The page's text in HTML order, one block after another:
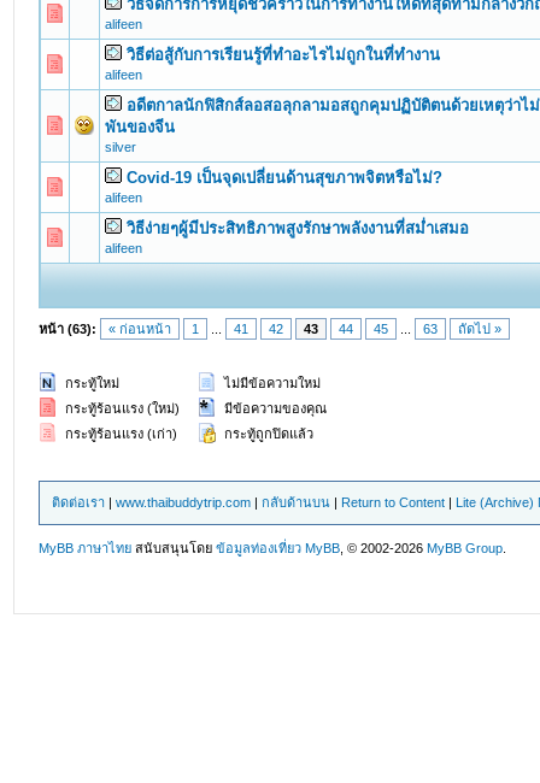
วิธีจัดการการหยุดชั่วคราวในการทำงานให้ดีที่สุดท่ามกลางวิก
alifeen
0 Vote(s) - 0 out of 5 in Average
12 3 45
วิธีต่อสู้กับการเรียนรู้ที่ทำอะไรไม่ถูกในที่ทำงาน
alifeen
0 Vote(s) - 0 out of 5 in Average
12345
อดีตกาลนักฟิสิกส์ลอสอลุกลามอสถูกคุมปฏิบัติตนด้วยเหตุว่าไม่
พันของจีน
silver
0 Vote(s) - 0 out of 5 in Average
Covid-19 เป็นจุดเปลี่ยนด้านสุขภาพจิตหรือไม่?
alifeen
0 Vote(s) - 0 out of 5 in Average
12345
วิธีง่ายๆผู้มีประสิทธิภาพสูงรักษาพลังงานที่สม่ำเสมอ
alifeen
0 Vote(s) - 0 out of 5 in Average
1234 5
หน้า (63): « ก่อนหน้า 1 41 42 43 44 45 63 ถัดไป »
กระทู้ใหม่
กระทู้ร้อนแรง (ใหม่)
กระทู้ร้อนแรง (เก่า)
ไม่มีข้อความใหม่
มีข้อความของคุณ
กระทู้ถูกปิดแล้ว
ติดต่อเรา |www.thaibuddytrip.com |กลับด้านบน | Return to Content | Lite (Archive)
MyBB ภาษาไทย สนับสนุนโดยข้อมูลท่องเที่ยว MyBB , © 2002-2026MyBB Group